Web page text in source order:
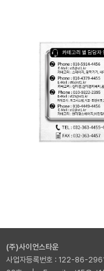
(주)사이언스타운
사업자등록번호 : 122-86-